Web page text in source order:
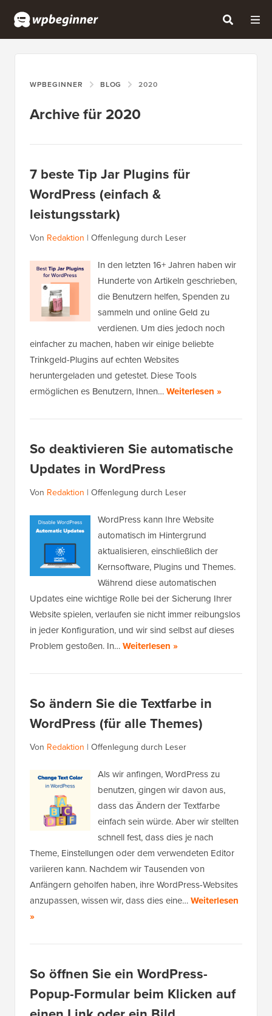
WPBEGINNER BLOG 2020
Archive für 2020
7 beste Tip Jar Plugins für
WordPress (einfach &
leistungsstark)
Von Redaktion | Offenlegung durch Leser
In den letzten 16+ Jahren haben wir
Hunderte von Artikeln geschrieben,
die Benutzern helfen, Spenden zu
sammeln und online Geld zu
verdienen. Um dies jedoch noch
einfacher zu machen, haben wir einige beliebte
Trinkgeld-Plugins auf echten Websites
heruntergeladen und getestet. Diese Tools
ermöglichen es Benutzern, Ihnen…Weiterlesen »
So deaktivieren Sie automatische
Updates in WordPress
Von Redaktion | Offenlegung durch Leser
WordPress kann Ihre Website
automatisch im Hintergrund
aktualisieren, einschließlich der
Kernsoftware, Plugins und Themes.
Während diese automatischen
Updates eine wichtige Rolle bei der Sicherung Ihrer
Website spielen, verlaufen sie nicht immer reibungslos
in jeder Konfiguration, und wir sind selbst auf dieses
Problem gestoßen. In…Weiterlesen »
So ändern Sie die Textfarbe in
WordPress (für alle Themes)
Von Redaktion | Offenlegung durch Leser
Als wir anfingen, WordPress zu
benutzen, gingen wir davon aus,
dass das Ändern der Textfarbe
einfach sein würde. Aber wir stellten
schnell fest, dass dies je nach
Theme, Einstellungen oder dem verwendeten Editor
variieren kann. Nachdem wir Tausenden von
Anfängern geholfen haben, ihre WordPress-Websites
anzupassen, wissen wir, dass dies eine…Weiterlesen
»
So öffnen Sie ein WordPress-
Popup-Formular beim Klicken auf